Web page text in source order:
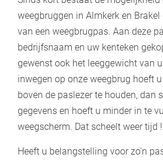
weegbruggen in Almkerk en
van een weegbrugpas. Aan deze
bedrijfsnaam en uw kenteken
gewenst ook het leeggewicht van
inwegen op onze weegbrug hoeft
boven de paslezer te houden, dan
gegevens en hoeft u minder in te
weegscherm. Dat scheelt weer tijd !
Heeft u belangstelling voor zo'n